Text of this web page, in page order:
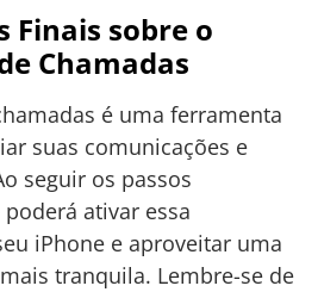
Finais sobre o
Chamadas
é uma ferramenta
suas comunicações e
seguir os passos
ativar essa
iPhone e aproveitar uma
tranquila. Lembre-se de